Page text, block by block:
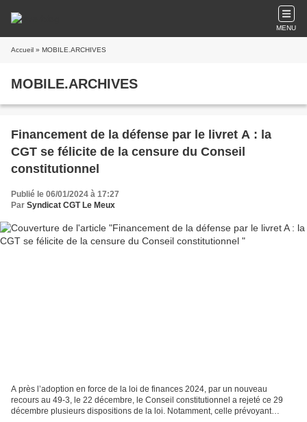
MENU
Accueil » MOBILE.ARCHIVES
MOBILE.ARCHIVES
Financement de la défense par le livret A : la
CGT se félicite de la censure du Conseil
constitutionnel
Publié le 06/01/2024 à 17:27
Par Syndicat CGT Le Meux
A près l’adoption en force de la loi de finances 2024, par un nouveau
recours au 49-3, le 22 décembre, le Conseil constitutionnel a rejeté ce 29
décembre plusieurs dispositions de la loi. Notamment, celle prévoyant